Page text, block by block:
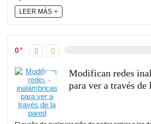
LEER MÁS +
0
Modifican redes
para ver a través de